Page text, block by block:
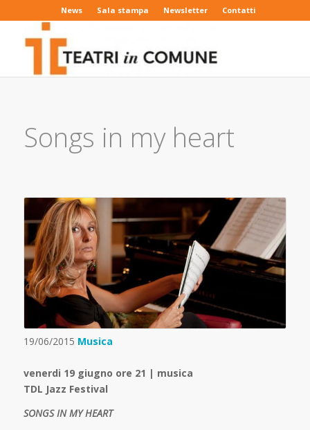
News Sala stampa Newsletter Contatti
Songs in my heart
19/06/2015 Musica
venerdi 19 giugno ore 21 | musica
TDL Jazz Festival
SONGS IN MY HEART